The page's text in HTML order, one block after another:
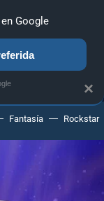
NUEVO
SONY
Fantasía Rockstar
×
Google